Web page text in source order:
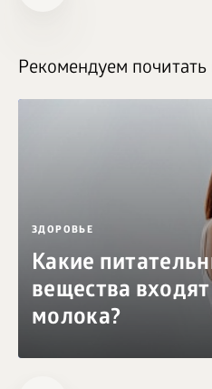
Рекомендуем
ЗДОРОВЬЕ
Какие
вещества входят
молока?